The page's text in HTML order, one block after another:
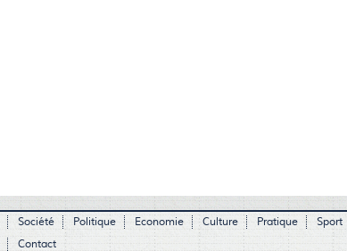
Société Politique Economie Culture Pratique Sport
Contact